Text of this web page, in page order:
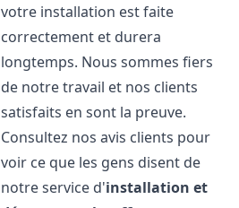
votre installation est faite
correctement et durera
longtemps. Nous sommes fiers
de notre travail et nos clients
satisfaits en sont la preuve.
Consultez nos avis clients pour
voir ce que les gens disent de
notre service d'installation et